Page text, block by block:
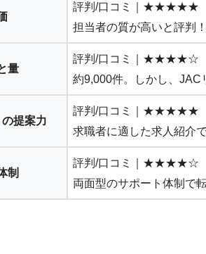
評判/口コミ｜★★★★★
担当者の質が高いと評判
量
評判/口コミ｜★★★★☆
約9,000件。しかし、JAC
提案力
評判/口コミ｜★★★★★
求職者に適した求人紹介
制
評判/口コミ｜★★★★☆
両面型のサポート体制で